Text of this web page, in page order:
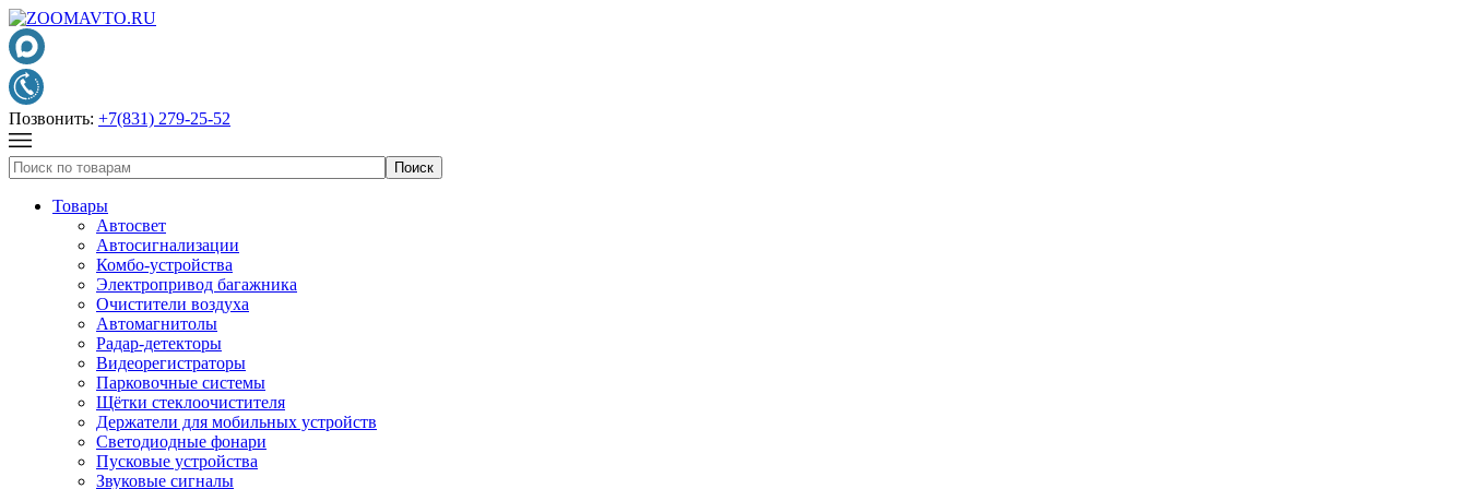
Позвонить: +7(831) 279-25-52
Товары
Автосвет
Автосигнализации
Комбо-устройства
Электропривод багажника
Очистители воздуха
Автомагнитолы
Радар-детекторы
Видеорегистраторы
Парковочные системы
Щётки стеклоочистителя
Держатели для мобильных устройств
Светодиодные фонари
Пусковые устройства
Звуковые сигналы